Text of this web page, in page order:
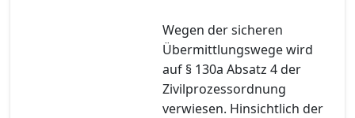
Wegen der sicheren
Übermittlungswege wird
auf § 130a Absatz 4 der
Zivilprozessordnung
verwiesen. Hinsichtlich der